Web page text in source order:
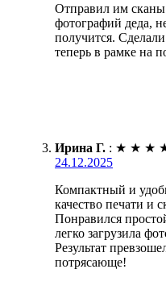
Отправил им
фотографий деда,
получится.
теперь в рамке на
Ирина Г. : ★ ★ ★
24.12.2025
Компактный и
качество печати и
Понравился
легко загрузила
Результат
потрясающе!